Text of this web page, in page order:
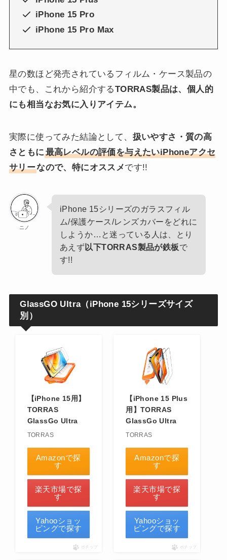
iPhone 15 Pro
iPhone 15 Pro Max
星の数ほど発売されているフィルム・ケース製品の
中でも、これから紹介するTORRAS製品は、個人的
にも相当なお気に入りアイテム。
実際に使ってみた結論として、 扱いやすさ・質の高
さともに最高レベルの評価を与えたいiPhoneアクセ
サリーなので、特にオススメです!!
ニノ
iPhone 15シリーズのガラスフィル
ム/保護ケース/レンズカバーをどれに
しようか…と迷っている人は、とり
あえず以下TORRAS製品が鉄板で
す!!
GlassGO Ultra（iPhone 15シリーズサイズ
別）
【iPhone 15用】
TORRAS
GlassGo Ultra
TORRAS
Amazonで探
す
楽天市場で探
す
Yahooショッ
ピングで探す
ポチップ
【iPhone 15 Plus
用】TORRAS
GlassGo Ultra
TORRAS
Amazonで探
す
楽天市場で探
す
Yahooショッ
ピングで探す
ポチップ